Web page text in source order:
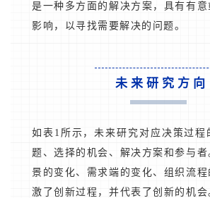
是一种多方面的解决方案，具有有
影响，以寻找需要解决的问题。
未来研究方向
如表1所示，未来研究对应决策过程
题、选择的机会、解决方案和参与
景的变化、需求端的变化、组织流程
激了创新过程，并代表了创新的机会